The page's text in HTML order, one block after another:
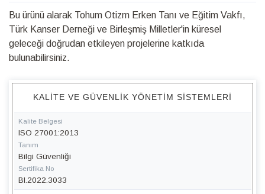
Bu ürünü alarak Tohum Otizm Erken Tanı ve Eğitim Vakfı,
Türk Kanser Derneği ve Birleşmiş Milletler'in küresel
geleceği doğrudan etkileyen projelerine katkıda
bulunabilirsiniz.
KALITE VE GÜVENLIK YÖNETIM SISTEMLERI
Kalite Belgesi
ISO 27001:2013
Tanım
Bilgi Güvenliği
Sertifika No
BI.2022.3033